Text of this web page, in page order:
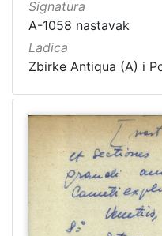
Signatura
A-1058 nastavak
Ladica
Zbirke Antiqua (A) i